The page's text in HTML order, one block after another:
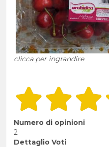
clicca per ingrandire
Numero di opinioni
2
Dettaglio Voti